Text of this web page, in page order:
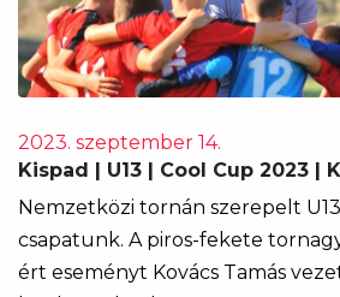
2023. szeptember 14.
Kispad | U13 | Cool Cup 2023 |
Nemzetközi tornán szerepelt
csapatunk. A piros-fekete
ért eseményt Kovács Tamás